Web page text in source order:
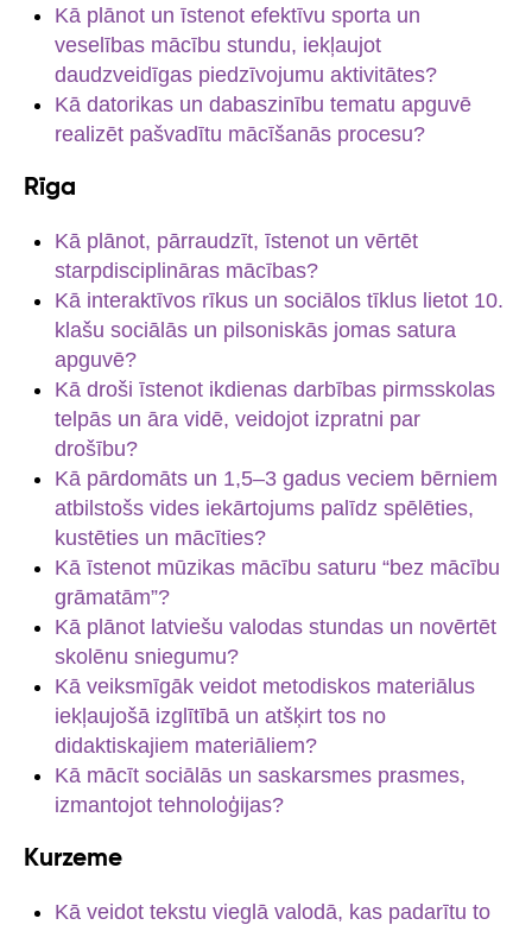
Kā plānot un īstenot efektīvu sporta un
veselības mācību stundu, iekļaujot
daudzveidīgas piedzīvojumu aktivitātes?
Kā datorikas un dabaszinību tematu apguvē
realizēt pašvadītu mācīšanās procesu?
Rīga
Kā plānot, pārraudzīt, īstenot un vērtēt
starpdisciplināras mācības?
Kā interaktīvos rīkus un sociālos tīklus lietot 10.
klašu sociālās un pilsoniskās jomas satura
apguvē?
Kā droši īstenot ikdienas darbības pirmsskolas
telpās un āra vidē, veidojot izpratni par
drošību?
Kā pārdomāts un 1,5–3 gadus veciem bērniem
atbilstošs vides iekārtojums palīdz spēlēties,
kustēties un mācīties?
Kā īstenot mūzikas mācību saturu “bez mācību
grāmatām”?
Kā plānot latviešu valodas stundas un novērtēt
skolēnu sniegumu?
Kā veiksmīgāk veidot metodiskos materiālus
iekļaujošā izglītībā un atšķirt tos no
didaktiskajiem materiāliem?
Kā mācīt sociālās un saskarsmes prasmes,
izmantojot tehnoloģijas?
Kurzeme
Kā veidot tekstu vieglā valodā, kas padarītu to